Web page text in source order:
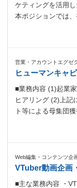
ケティングを活用
本ポジションでは
営業・アカウントエグゼ
ヒューマンキャ
■業務内容 (1)起業
ヒアリング (2)上記
ト等による母集団
Web編集・コンテンツ企
VTuber動画企画
■主な業務内容 ・